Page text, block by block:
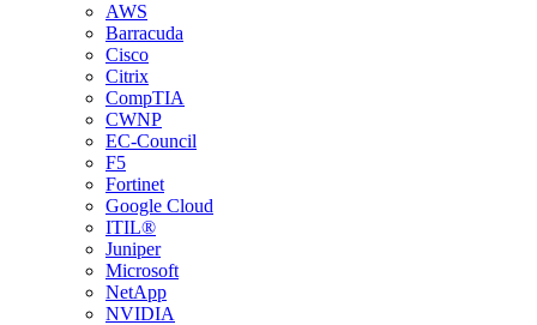
AWS
Barracuda
Cisco
Citrix
CompTIA
CWNP
EC-Council
F5
Fortinet
Google Cloud
ITIL®
Juniper
Microsoft
NetApp
NVIDIA